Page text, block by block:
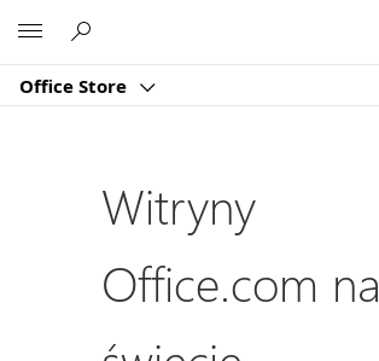
Office Store
Witryny
Office.com na